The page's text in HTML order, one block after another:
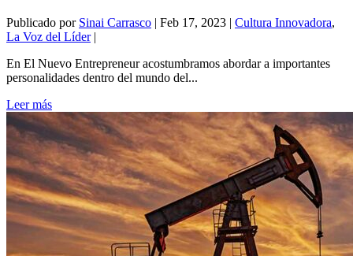
Publicado por Sinai Carrasco | Feb 17, 2023 | Cultura Innovadora,
La Voz del Líder|
En El Nuevo Entrepreneur acostumbramos abordar a importantes
personalidades dentro del mundo del...
Leer más